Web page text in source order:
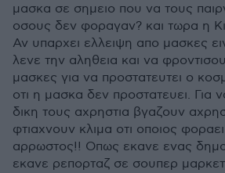
μασκα σε σημειο που να τους
οσους δεν φοραγαν? και τωρα η
Αν υπαρχει ελλειψη απο μασκες
λενε την αληθεια και να
μασκες για να προστατευτει ο
οτι η μασκα δεν προστατευει. Για
δικη τους αχρηστια βγαζουν
φτιαχνουν κλιμα οτι οποιος
αρρωστος!! Οπως εκανε ενας
εκανε ρεπορταζ σε σουπερ